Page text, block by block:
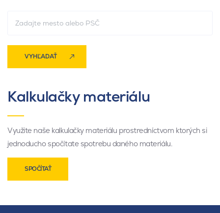
VYHĽADAŤ
Kalkulačky materiálu
Využite naše kalkulačky materiálu prostredníctvom ktorých si
jednoducho spočítate spotrebu daného materiálu.
SPOČÍTAŤ